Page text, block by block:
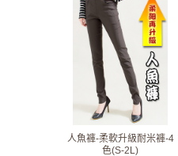
人魚褲-柔軟升級耐米褲-4
色(S-2L)